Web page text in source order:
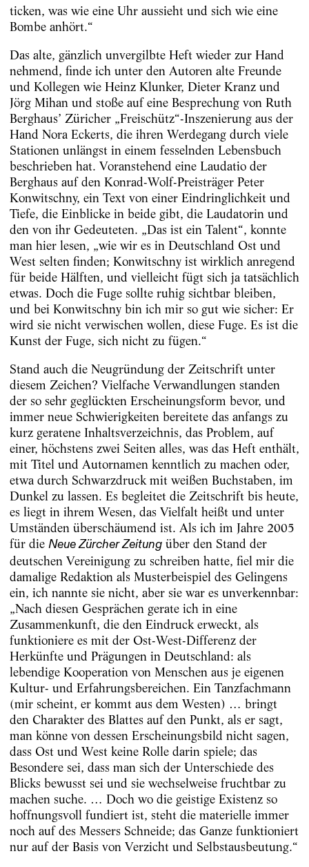
ticken, was wie eine Uhr aussieht und sich wie eine
Bombe anhört.“
Das alte, gänzlich unvergilbte Heft wieder zur Hand
nehmend, finde ich unter den Autoren alte Freunde
und Kollegen wie Heinz Klunker, Dieter Kranz und
Jörg Mihan und stoße auf eine Besprechung von Ruth
Berghaus’ Züricher „Freischütz“-Inszenierung aus der
Hand Nora Eckerts, die ihren Werdegang durch viele
Stationen unlängst in einem fesselnden Lebensbuch
beschrieben hat. Voranstehend eine Laudatio der
Berghaus auf den Konrad-Wolf-Preisträger Peter
Konwitschny, ein Text von einer Eindringlichkeit und
Tiefe, die Einblicke in beide gibt, die Laudatorin und
den von ihr Gedeuteten. „Das ist ein Talent“, konnte
man hier ­lesen, „wie wir es in Deutschland Ost und
West selten finden; Konwitschny ist wirklich anregend
für beide Hälften, und vielleicht fügt sich ja tatsächlich
etwas. Doch die Fuge sollte ruhig sichtbar bleiben,
und bei Konwitschny bin ich mir so gut wie ­sicher: Er
wird sie nicht verwischen wollen, diese Fuge. Es ist die
Kunst der Fuge, sich nicht zu fügen.“
Stand auch die Neugründung der Zeitschrift unter
diesem Zeichen? Viel­fache Verwandlungen standen
der so sehr geglückten Erscheinungsform bevor, und
immer neue Schwierigkeiten bereitete das anfangs zu
kurz geratene Inhaltsverzeichnis, das Problem, auf
einer, höchstens zwei Seiten alles, was das Heft enthält,
mit Titel und Autornamen kenntlich zu machen oder,
etwa durch Schwarzdruck mit weißen Buchstaben, im
Dunkel zu lassen. Es begleitet die Zeitschrift bis heute,
es liegt in ihrem Wesen, das Vielfalt heißt und unter
Umständen überschäumend ist. Als ich im Jahre 2005
für die Neue Zürcher Zeitungüber den Stand der
deutschen Vereinigung zu schreiben hatte, fiel mir die
damalige Redaktion als Musterbeispiel des Gelingens
ein, ich nannte sie nicht, aber sie war es unverkennbar:
„Nach diesen Gesprächen gerate ich in eine
Zusammenkunft, die den Eindruck erweckt, als
funktioniere es mit der Ost-West-­Differenz der
Herkünfte und Prägungen in Deutschland: als
lebendige Kooperation von Menschen aus je eigenen
Kultur- und Erfahrungsbereichen. Ein Tanzfachmann
(mir scheint, er kommt aus dem Westen) … bringt
den ­Charakter des Blattes auf den Punkt, als er sagt,
man könne von dessen Erscheinungsbild nicht sagen,
dass Ost und West keine Rolle darin ­spiele; das
Besondere sei, dass man sich der Unterschiede des
Blicks bewusst sei und sie wechselweise fruchtbar zu
machen ­suche. … Doch wo die geistige Existenz so
hoffnungsvoll fundiert ist, steht die materielle immer
noch auf des Messers Schneide; das Ganze funktioniert
nur auf der Basis von Verzicht und Selbstausbeutung.“